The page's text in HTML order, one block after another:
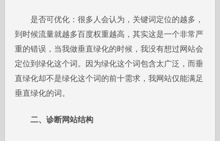
是否可优化：很多人会认为，关键词定位的越多，
到时候流量就越多百度权重越高，其实这是一个非常严
重的错误，当我做垂直绿化的时候，我没有想过网站会
定位到绿化这个词。因为绿化这个词包含太广泛，而垂
直绿化却不是绿化这个词的前十需求，我网站仅能满足
垂直绿化的词。
二、诊断网站结构